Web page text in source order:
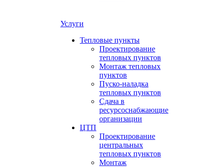
Услуги
Тепловые пункты
Проектирование
тепловых пунктов
Монтаж тепловых
пунктов
Пуско-наладка
тепловых пунктов
Сдача в
ресурсоснабжающие
организации
ЦТП
Проектирование
центральных
тепловых пунктов
Монтаж